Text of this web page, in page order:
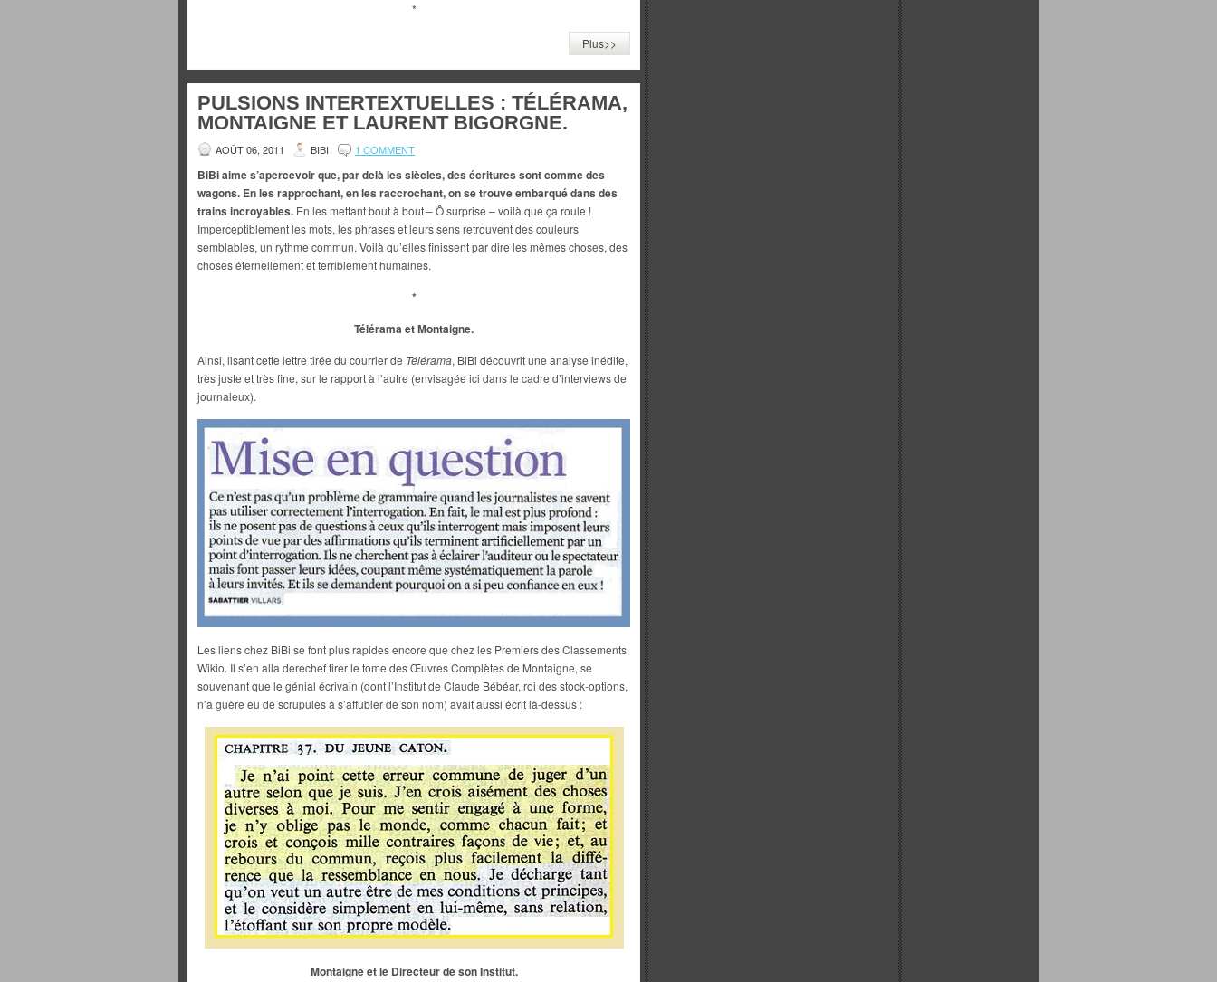
*
Plus>>
PULSIONS INTERTEXTUELLES : TÉLÉRAMA,
MONTAIGNE ET LAURENT BIGORGNE.
AOÛT 06, 2011 BIBI 1 COMMENT
BiBi aime s’apercevoir que, par delà les siècles, des écritures sont comme des
wagons. En les rapprochant, en les raccrochant, on se trouve embarqué dans des
trains incroyables. En les mettant bout à bout – Ô surprise – voilà que ça roule !
Imperceptiblement les mots, les phrases et leurs sens retrouvent des couleurs
semblables, un rythme commun. Voilà qu’elles finissent par dire les mêmes choses, des
choses éternellement et terriblement humaines.
*
Télérama et Montaigne.
Ainsi, lisant cette lettre tirée du courrier de Télérama, BiBi découvrit une analyse inédite,
très juste et très fine, sur le rapport à l’autre (envisagée ici dans le cadre d’interviews de
journaleux).
Les liens chez BiBi se font plus rapides encore que chez les Premiers des Classements
Wikio. Il s’en alla derechef tirer le tome des Œuvres Complètes de Montaigne, se
souvenant que le génial écrivain (dont l’Institut de Claude Bébéar, roi des stock-options,
n’a guère eu de scrupules à s’affubler de son nom) avait aussi écrit là-dessus :
Montaigne et le Directeur de son Institut.